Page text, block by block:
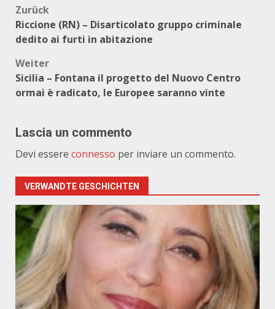
Beitragsnavigation
Zurück
Riccione (RN) – Disarticolato gruppo criminale
dedito ai furti in abitazione
Weiter
Sicilia – Fontana il progetto del Nuovo Centro
ormai è radicato, le Europee saranno vinte
Lascia un commento
Devi essere connesso per inviare un commento.
VERWANDTE GESCHICHTEN